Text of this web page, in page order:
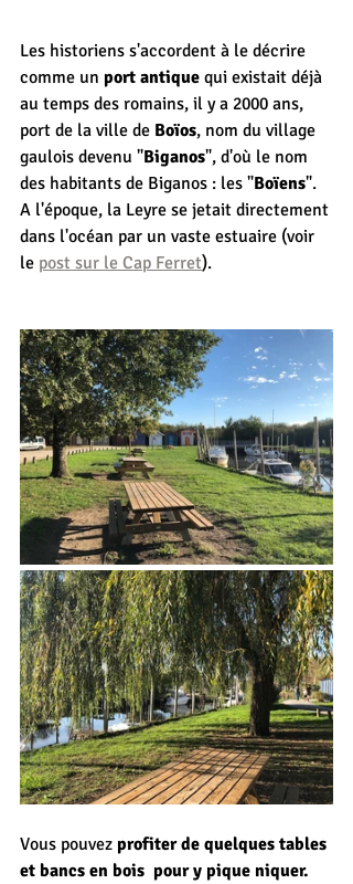
Les historiens s'accordent à le décrire
comme un port antique qui existait déjà
au temps des romains, il y a 2000 ans,
port de la ville de Boïos, nom du village
gaulois devenu "Biganos", d'où le nom
des habitants de Biganos : les "Boïens".
A l'époque, la Leyre se jetait directement
dans l'océan par un vaste estuaire (voir
le post sur le Cap Ferret).
Vous pouvez profiter de quelques tables
et bancs en bois  pour y pique niquer.